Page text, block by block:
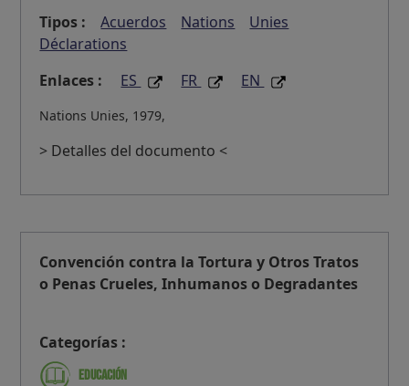
Tipos :
Acuerdos Nations
Unies
Déclarations
Enlaces :
ES FR EN
Nations Unies, 1979,
> Detalles del documento <
Convención contra la Tortura y Otros Tratos
o Penas Crueles, Inhumanos o Degradantes
Categorías :
Educación